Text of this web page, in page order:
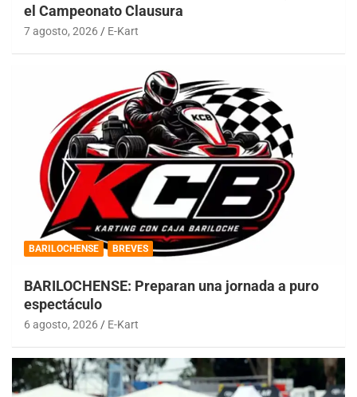
el Campeonato Clausura
7 agosto, 2026 E-Kart
BARILOCHENSE BREVES
BARILOCHENSE: Preparan una jornada a puro
espectáculo
6 agosto, 2026 E-Kart